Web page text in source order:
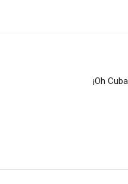
¡Oh